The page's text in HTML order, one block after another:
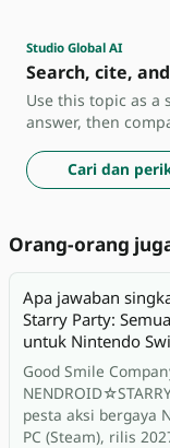
Studio Global AI
Search, cite,
Use this topic as
answer, then
Cari dan
Orang-orang
Apa jawaban
Starry Party:
untuk Nintendo
Good Smile
pesta aksi bergaya
PC (Steam), rilis